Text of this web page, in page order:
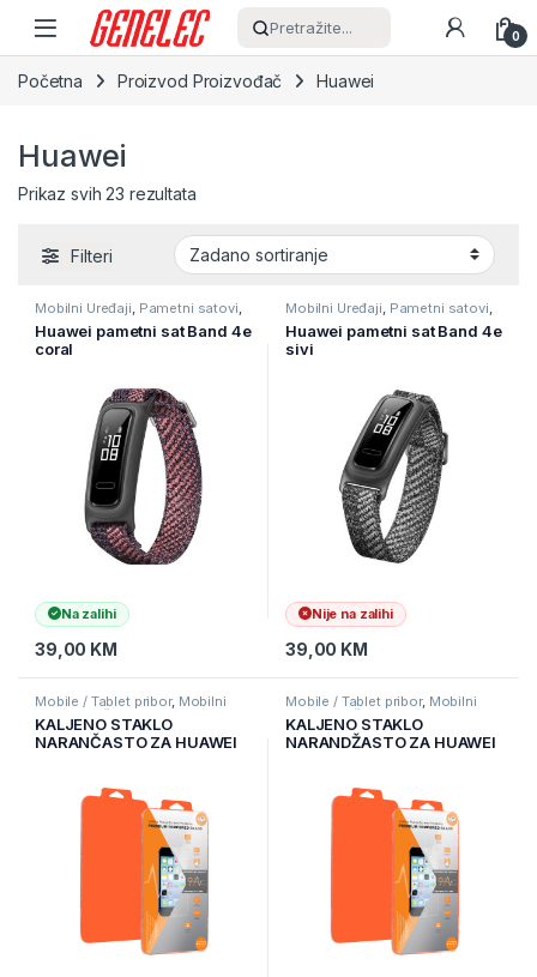
Skip to navigation
Skip to content
Pretražite... 0
Početna Proizvod Proizvođač Huawei
Huawei
Prikaz svih 23 rezultata
Filteri
Mobilni Uređaji, Pametni satovi,
Pametni satovi i naruknice
Huawei pametni sat Band 4e
coral
Na zalihi
39,00 KM
Mobilni Uređaji, Pametni satovi,
Pametni satovi i naruknice
Huawei pametni sat Band 4e
sivi
Nije na zalihi
39,00 KM
Mobile / Tablet pribor, Mobilni
Zaštitne maske i coveri
KALJENO STAKLO
NARANČASTO ZA HUAWEI
Mobile / Tablet pribor, Mobilni
Zaštitne maske i coveri
KALJENO STAKLO
NARANDŽASTO ZA HUAWEI